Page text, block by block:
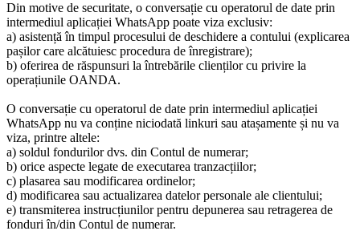
Din motive de securitate, o conversație cu operatorul de date prin
intermediul aplicației WhatsApp poate viza exclusiv:
a) asistență în timpul procesului de deschidere a contului (explicarea
pașilor care alcătuiesc procedura de înregistrare);
b) oferirea de răspunsuri la întrebările clienților cu privire la
operațiunile OANDA.
O conversație cu operatorul de date prin intermediul aplicației
WhatsApp nu va conține niciodată linkuri sau atașamente și nu va
viza, printre altele:
a) soldul fondurilor dvs. din Contul de numerar;
b) orice aspecte legate de executarea tranzacțiilor;
c) plasarea sau modificarea ordinelor;
d) modificarea sau actualizarea datelor personale ale clientului;
e) transmiterea instrucțiunilor pentru depunerea sau retragerea de
fonduri în/din Contul de numerar.